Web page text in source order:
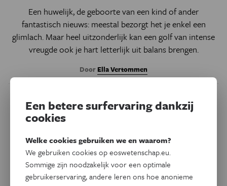
Een huwelijk, de geboorte van een kind of ander
fantastisch nieuws: meestal bezorgt het je enkel een
glimlach. Maar heel uitzonderlijk kan een golf van intense
vreugde ook je hart letterlijk uit balans brengen.
Door Ella Vertommen
Een betere surfervaring dankzij
cookies
Welke cookies gebruiken we en waarom?
We gebruiken cookies op eoswetenschap.eu.
Sommige zijn noodzakelijk voor een optimale
gebruikerservaring, andere leren ons hoe anonieme